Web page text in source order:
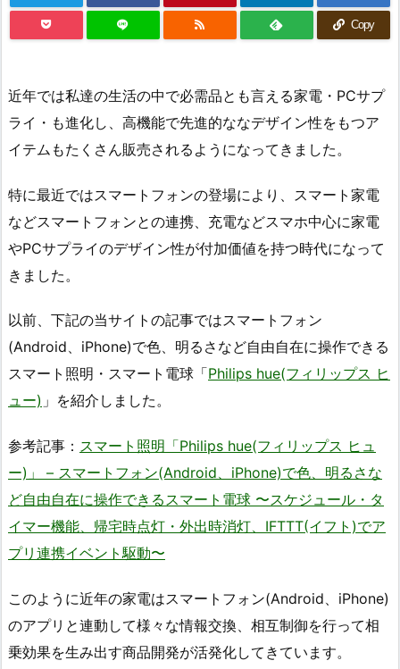
Copy
近年では私達の生活の中で必需品とも言える家電・PCサプ
ライ・も進化し、高機能で先進的ななデザイン性をもつア
イテムもたくさん販売されるようになってきました。
特に最近ではスマートフォンの登場により、スマート家電
などスマートフォンとの連携、充電などスマホ中心に家電
やPCサプライのデザイン性が付加価値を持つ時代になって
きました。
以前、下記の当サイトの記事ではスマートフォン
(Android、iPhone)で色、明るさなど自由自在に操作できる
スマート照明・スマート電球「Philips hue(フィリップス ヒ
ュー) 」を紹介しました。
参考記事： スマート照明「Philips hue(フィリップス ヒュ
ー)」 – スマートフォン(Android、iPhone)で色、明るさな
ど自由自在に操作できるスマート電球 〜スケジュール・タ
イマー機能、帰宅時点灯・外出時消灯、IFTTT(イフト)でア
プリ連携イベント駆動〜
このように近年の家電はスマートフォン(Android、iPhone)
のアプリと連動して様々な情報交換、相互制御を行って相
乗効果を生み出す商品開発が活発化してきています。